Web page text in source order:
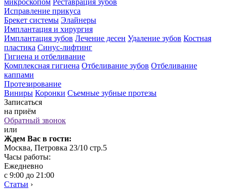
микроскопом Реставрация зубов
Исправление прикуса
Брекет системы Элайнеры
Имплантация и хирургия
Имплантация зубов Лечение десен Удаление зубов Костная
пластика Синус-лифтинг
Гигиена и отбеливание
Комплексная гигиена Отбеливание зубов Отбеливание
каппами
Протезирование
Виниры Коронки Съемные зубные протезы
Записаться
на приём
Обратный звонок
или
Ждем Вас в гости:
Москва, Петровка 23/10 стр.5
Часы работы:
Ежедневно
с 9:00 до 21:00
Статьи ›